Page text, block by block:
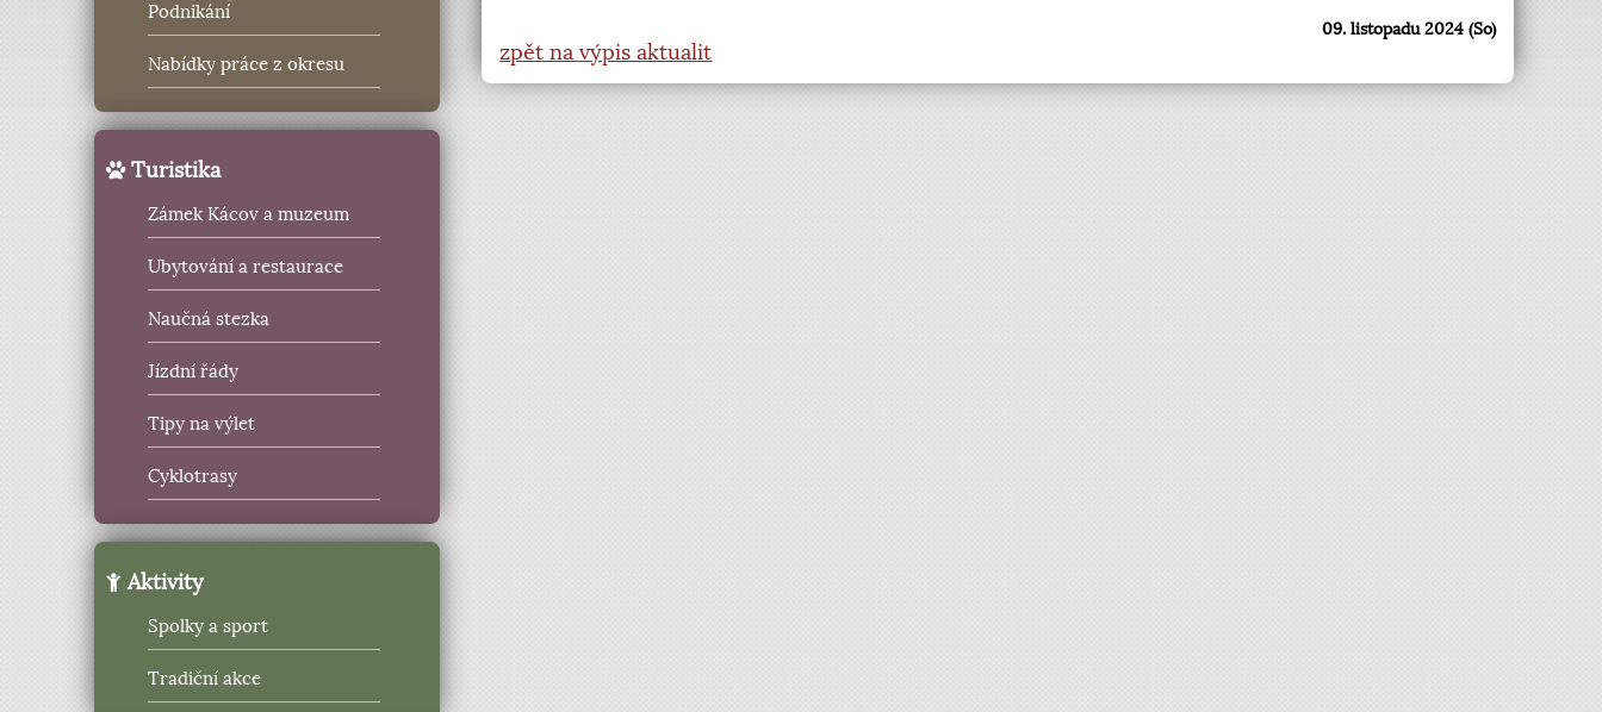
Podnikání
Nabídky práce z okresu
Turistika
Zámek Kácov a muzeum
Ubytování a restaurace
Naučná stezka
Jízdní řády
Tipy na výlet
Cyklotrasy
Aktivity
Spolky a sport
Tradiční akce
09. listopadu 2024 (So)
zpět na výpis aktualit